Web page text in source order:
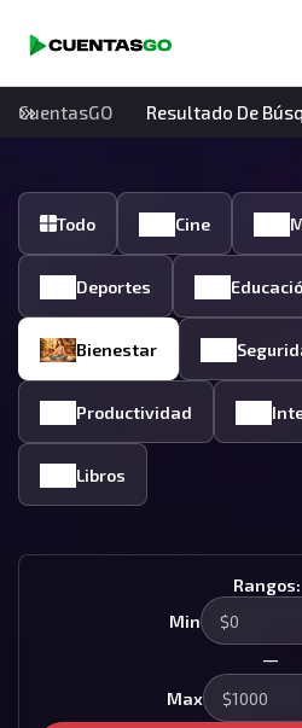
CuentasGO Resultado De
Todo Cine
Deportes
Bienestar
Productividad
Libros
Rangos:
Min
—
Max